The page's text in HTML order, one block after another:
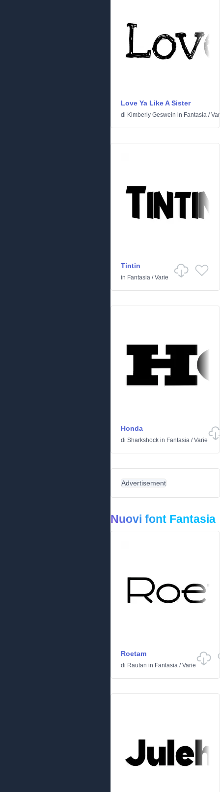
Love Ya Like A Sister
di Kimberly Geswein in Fantasia /
Tintin
in Fantasia /Varie
Honda
di Sharkshock in Fantasia /Varie
Advertisement
Nuovi font Fantasia
Roetam
di Rautan in Fantasia /Varie